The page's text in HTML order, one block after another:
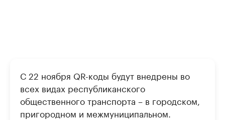
С 22 ноября QR-коды будут внедрены во
всех видах республиканского
общественного транспорта – в городском,
пригородном и межмуниципальном.